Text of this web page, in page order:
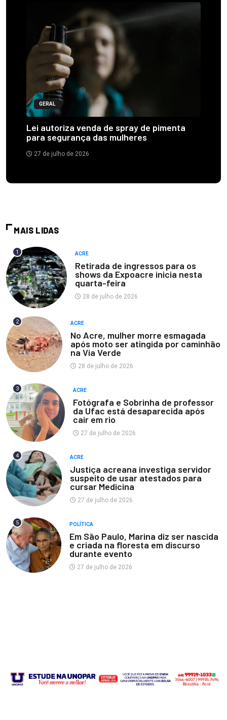
GERAL
Lei autoriza venda de spray de pimenta
para segurança das mulheres
27 de julho de 2026
MAIS LIDAS
1 ACRE
Retirada de ingressos para os
shows da Expoacre inicia nesta
quarta-feira
28 de julho de 2026
2 ACRE
No Acre, mulher morre esmagada
após moto ser atingida por caminhão
na Via Verde
28 de julho de 2026
3 ACRE
Fotógrafa e Sobrinha de professor
da Ufac está desaparecida após
cair em rio
27 de julho de 2026
4 ACRE
Justiça acreana investiga servidor
suspeito de usar atestados para
cursar Medicina
27 de julho de 2026
5 POLÍTICA
Em São Paulo, Marina diz ser nascida
e criada na floresta em discurso
durante evento
27 de julho de 2026